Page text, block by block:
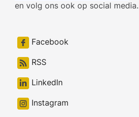
en volg ons ook op social media.
Facebook
RSS
LinkedIn
Instagram